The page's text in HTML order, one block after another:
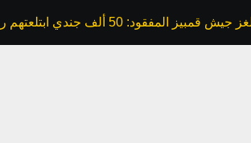
جيش قمبيز المفقود: 50 ألف جندي ابتلعتهم رمال مصر.. هل كذبت علينا كتب التاريخ؟